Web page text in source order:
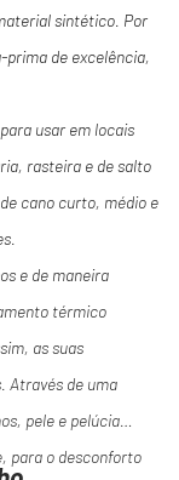
sintético. Por
prima de excelência,
usar em locais
rasteira e de salto
cano curto, médio e
e de maneira
térmico
as suas
Através de uma
pele e pelúcia
para o desconforto